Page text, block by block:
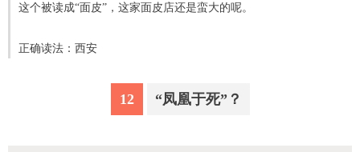
这个被读成“面皮”，这家面皮店还是蛮大的呢。
正确读法：西安
12 “凤凰于死”？